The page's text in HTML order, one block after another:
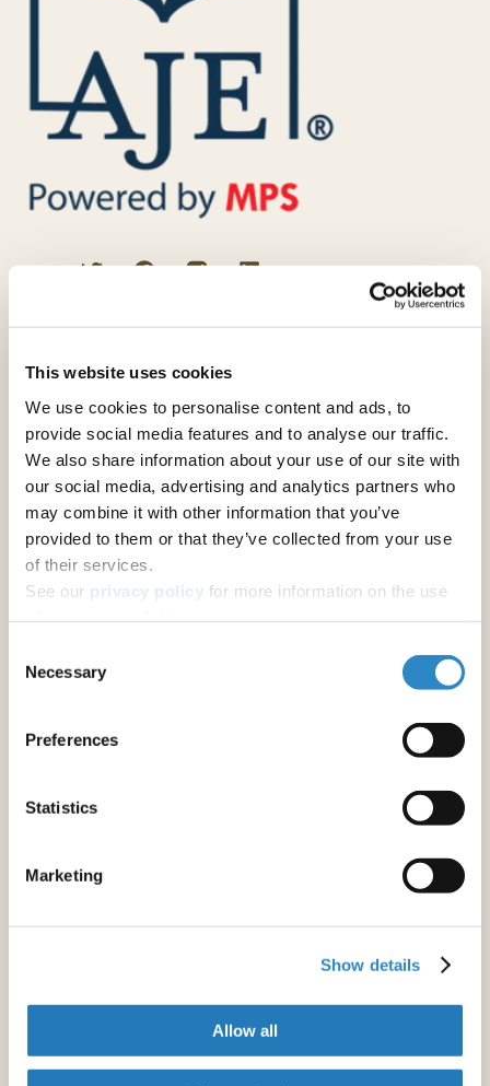
This website uses cookies
We use cookies to personalise content and ads, to
provide social media features and to analyse our traffic.
We also share information about your use of our site with
our social media, advertising and analytics partners who
may combine it with other information that you’ve
provided to them or that they’ve collected from your use
of their services.
See our privacy policy for more information on the use
Selection
Necessary
Preferences
Statistics
Marketing
Show details
Allow all
VIPエディティング
科学論文校閲
学術翻訳
ジャーナル推奨
その他の著者向けサービス
アブストラクトの校正
助成金申請
文法チェッカー